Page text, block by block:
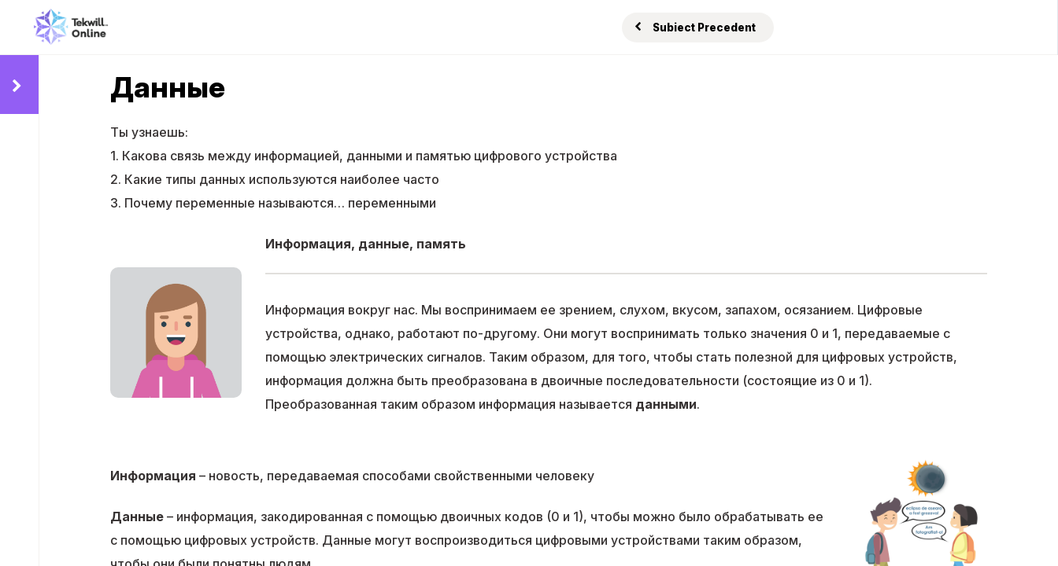
Subiect Precedent
Данные
Ты узнаешь:
1. Какова связь между информацией, данными и памятью цифрового устройства
2. Какие типы данных используются наиболее часто
3. Почему переменные называются… переменными
Информация, данные, память
Информация вокруг нас. Мы воспринимаем ее зрением, слухом, вкусом, запахом, осязанием. Цифровые
устройства, однако, работают по-другому. Они могут воспринимать только значения 0 и 1, передаваемые с
помощью электрических сигналов. Таким образом, для того, чтобы стать полезной для цифровых устройств,
информация должна быть преобразована в двоичные последовательности (состоящие из 0 и 1).
Преобразованная таким образом информация называется данными.
Информация – новость, передаваемая способами свойственными человеку
Данные – информация, закодированная с помощью двоичных кодов (0 и 1), чтобы можно было обрабатывать ее
с помощью цифровых устройств. Данные могут воспроизводиться цифровыми устройствами таким образом,